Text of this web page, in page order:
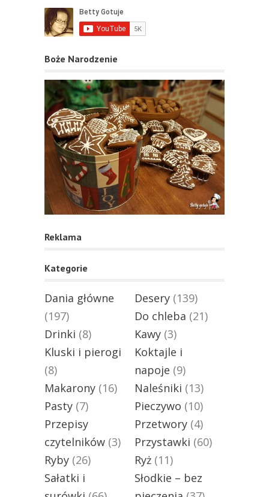
Boże Narodzenie
Reklama
Kategorie
Dania główne
(197)
Desery (139)
Do chleba (21)
Drinki (8) Kawy (3)
Kluski i pierogi
(8)
Koktajle i
napoje (9)
Makarony (16) Naleśniki (13)
Pasty (7) Pieczywo (10)
Przepisy
czytelników (3)
Przetwory (4)
Przystawki (60)
Ryby (26) Ryż (11)
Sałatki i
Słodkie – bez